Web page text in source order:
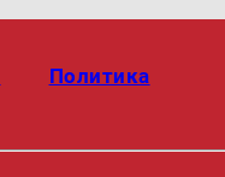
Политика